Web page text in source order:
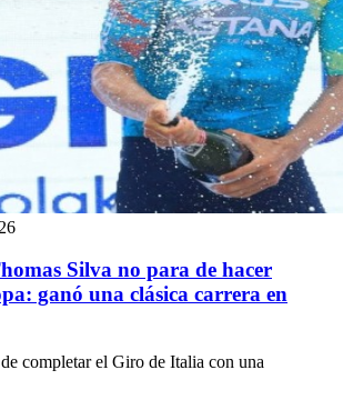
Silva no para de hacer
ganó una clásica carrera en
completar el Giro de Italia con una